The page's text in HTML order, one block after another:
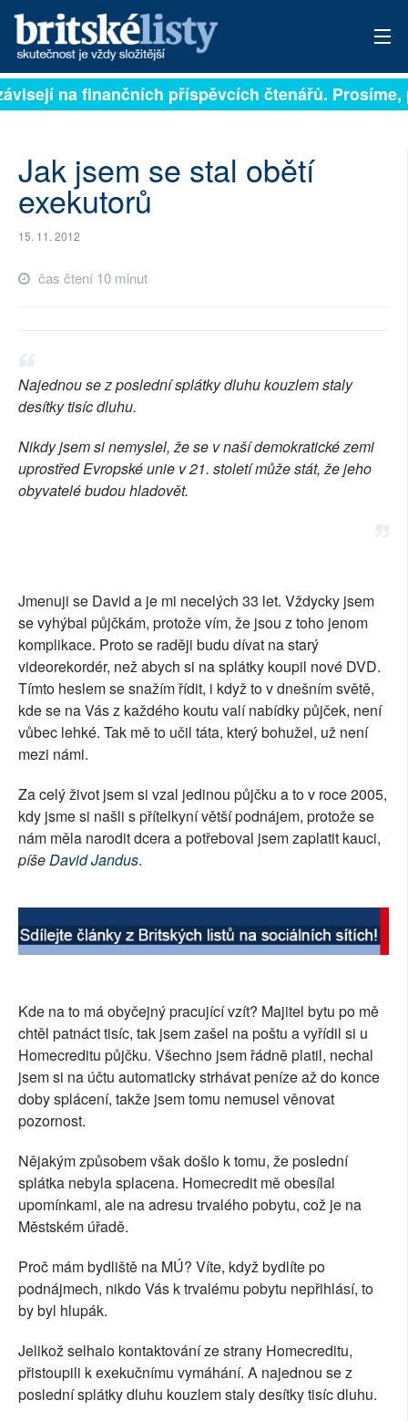
PŘIHLÁSIT
ARCHIV
PŘÍSPĚVKY NA PROVOZ
RUBRIKY
na finančních příspěvcích čtenářů. Prosíme,
Jak jsem se stal obětí
exekutorů
15. 11. 2012
čas čtení 10 minut
Najednou se z poslední splátky dluhu kouzlem staly
desítky tisíc dluhu.
Nikdy jsem si nemyslel, že se v naší demokratické zemi
uprostřed Evropské unie v 21. století může stát, že jeho
obyvatelé budou hladovět.
Jmenuji se David a je mi necelých 33 let. Vždycky jsem
se vyhýbal půjčkám, protože vím, že jsou z toho jenom
komplikace. Proto se raději budu dívat na starý
videorekordér, než abych si na splátky koupil nové DVD.
Tímto heslem se snažím řídit, i když to v dnešním světě,
kde se na Vás z každého koutu valí nabídky půjček, není
vůbec lehké. Tak mě to učil táta, který bohužel, už není
mezi námi.
Za celý život jsem si vzal jedinou půjčku a to v roce 2005,
kdy jsme si našli s přítelkyní větší podnájem, protože se
nám měla narodit dcera a potřeboval jsem zaplatit kauci,
píšeDavid Jandus.
Kde na to má obyčejný pracující vzít? Majitel bytu po mě
chtěl patnáct tisíc, tak jsem zašel na poštu a vyřídil si u
Homecreditu půjčku. Všechno jsem řádně platil, nechal
jsem si na účtu automaticky strhávat peníze až do konce
doby splácení, takže jsem tomu nemusel věnovat
pozornost.
Nějakým způsobem však došlo k tomu, že poslední
splátka nebyla splacena. Homecredit mě obesílal
upomínkami, ale na adresu trvalého pobytu, což je na
Městském úřadě.
Proč mám bydliště na MÚ? Víte, když bydlíte po
podnájmech, nikdo Vás k trvalému pobytu nepřihlásí, to
by byl hlupák.
Jelikož selhalo kontaktování ze strany Homecreditu,
přistoupili k exekučnímu vymáhání. A najednou se z
poslední splátky dluhu kouzlem staly desítky tisíc dluhu.